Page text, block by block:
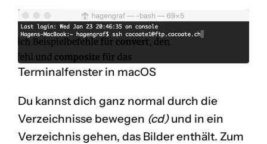
Terminalfenster in macOS
Du kannst dich ganz normal durch die
Verzeichnisse bewegen (cd)und in ein
Verzeichnis gehen, das Bilder enthält. Zum